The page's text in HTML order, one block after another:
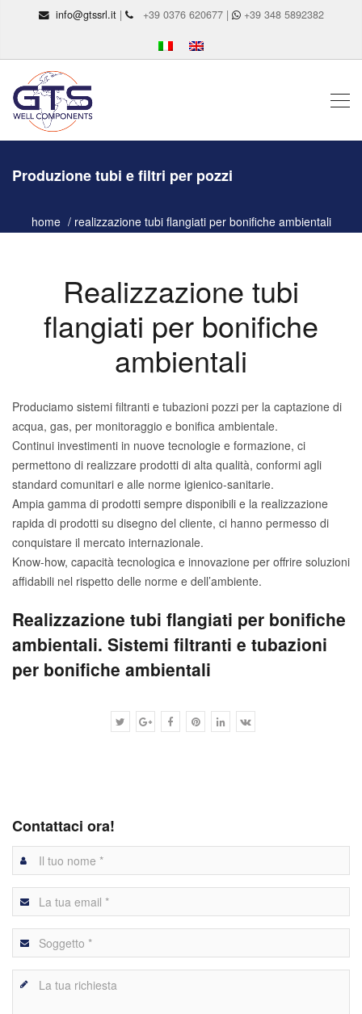
info@gtssrl.it| +39 0376 620677 | +39 348 5892382
Produzione tubi e filtri per pozzi
home realizzazione tubi flangiati per bonifiche ambientali
Realizzazione tubi
flangiati per bonifiche
ambientali
Produciamo sistemi filtranti e tubazioni pozzi per la captazione di
acqua, gas, per monitoraggio e bonifica ambientale.
Continui investimenti in nuove tecnologie e formazione, ci
permettono di realizzare prodotti di alta qualità, conformi agli
standard comunitari e alle norme igienico-sanitarie.
Ampia gamma di prodotti sempre disponibili e la realizzazione
rapida di prodotti su disegno del cliente, ci hanno permesso di
conquistare il mercato internazionale.
Know-how, capacità tecnologica e innovazione per offrire soluzioni
affidabili nel rispetto delle norme e dell’ambiente.
Realizzazione tubi flangiati per bonifiche
ambientali. Sistemi filtranti e tubazioni
per bonifiche ambientali
Contattaci ora!